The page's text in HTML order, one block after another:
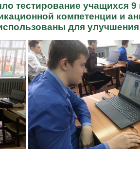
тестирование учащихся
компетенции и
для